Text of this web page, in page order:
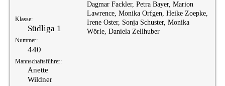
Klasse:
Südliga 1
Nummer:
440
Mannschaftsführer:
Anette
Wildner
Dagmar Fackler, Petra Bayer, Marion
Lawrence, Monika Orfgen, Heike Zoepke,
Irene Oster, Sonja Schuster, Monika
Wörle, Daniela Zellhuber